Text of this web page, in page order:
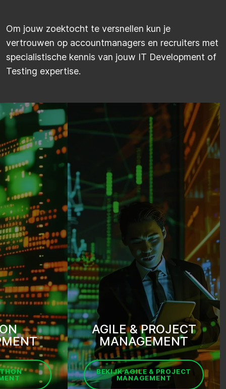
Om jouw zoektocht te versnellen kun je
vertrouwen op accountmanagers en recruiters met
specialistische kennis van jouw IT Development of
Testing expertise.
AGILE & PROJECT
MANAGEMENT
BEKIJK AGILE & PROJECT
MANAGEMENT